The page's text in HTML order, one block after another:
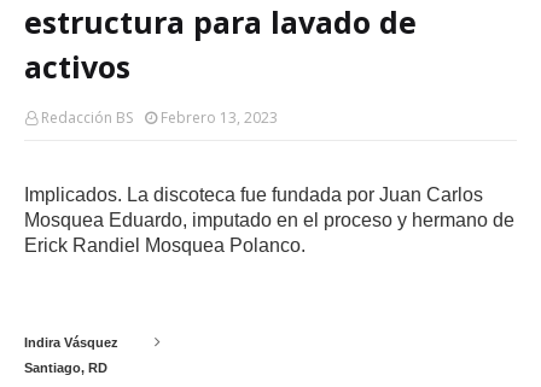
estructura para lavado de
activos
Redacción BS Febrero 13, 2023
Implicados. La discoteca fue fundada por Juan Carlos
Mosquea Eduardo, imputado en el proceso y hermano de
Erick Randiel Mosquea Polanco.
Indira Vásquez
Santiago, RD